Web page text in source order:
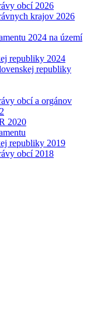
obcí 2026
krajov 2026
2024 na území
republiky 2024
republiky
obcí a orgánov
2020
republiky 2019
obcí 2018